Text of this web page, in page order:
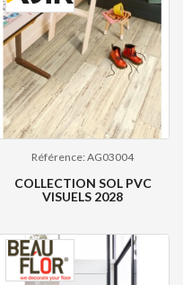
Référence: AG03004
COLLECTION SOL PVC
VISUELS 2028